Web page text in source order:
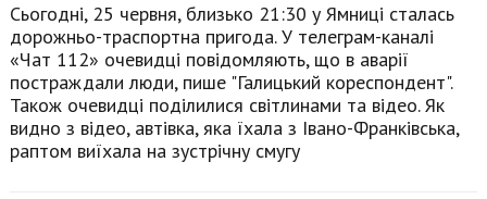
Сьогодні, 25 червня, близько 21:30 у Ямниці сталась
дорожньо-траспортна пригода. У телеграм-каналі
«Чат 112» очевидці повідомляють, що в аварії
постраждали люди, пише "Галицький кореспондент".
Також очевидці поділилися світлинами та відео. Як
видно з відео, автівка, яка їхала з Івано-Франківська,
раптом виїхала на зустрічну смугу